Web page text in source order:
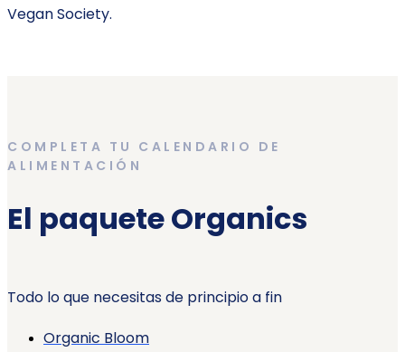
Vegan Society.
COMPLETA TU CALENDARIO DE
ALIMENTACIÓN
El paquete Organics
Todo lo que necesitas de principio a fin
Organic Bloom